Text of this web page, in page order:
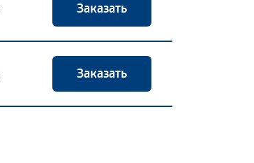
Заказать
Заказать